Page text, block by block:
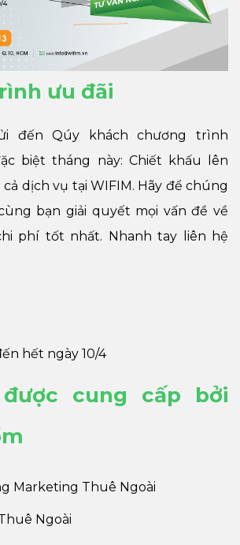
ưu đãi
đến Qúy khách chương trình
biệt tháng này: Chiết khấu lên
dịch vụ tại WIFIM. Hãy để chúng
bạn giải quyết mọi vấn đề về
phí tốt nhất. Nhanh tay liên hệ
hết ngày 10/4
cung cấp bởi
Marketing Thuê Ngoài
Ngoài